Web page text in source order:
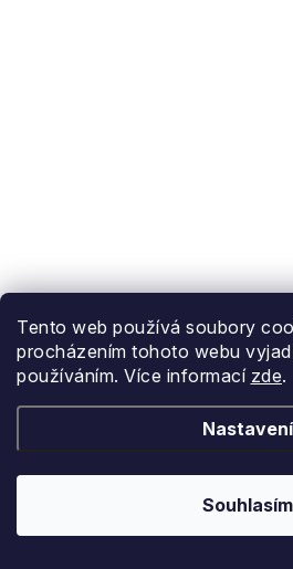
Tento web používá soubory
procházením tohoto webu
používáním. Více informací zde.
Nastavení
Souhlasím
Goldbergh kalhoty
XS
4 982 Kč